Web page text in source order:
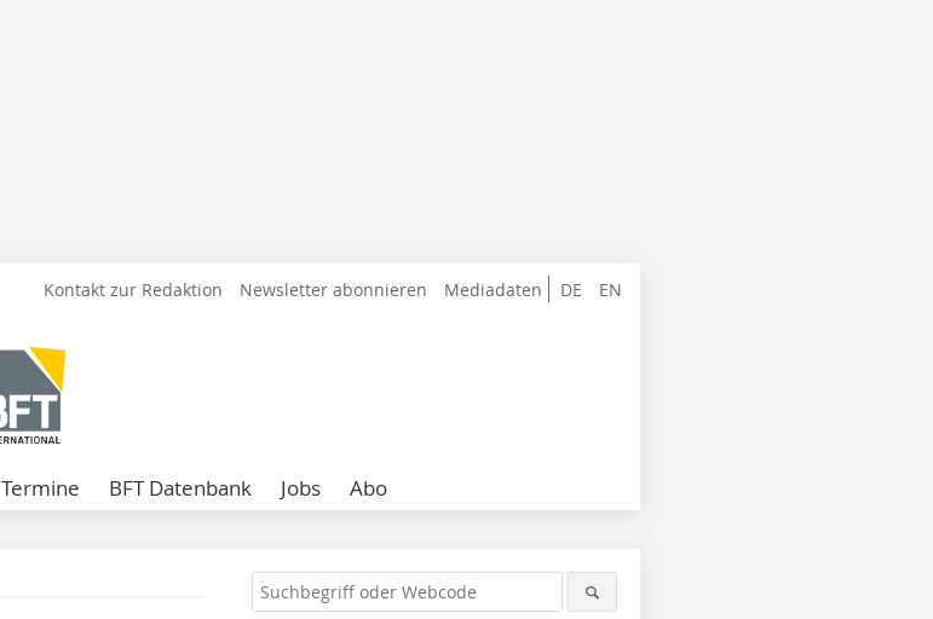
DE EN
Kontakt zur Redaktion Newsletter abonnieren Mediadaten
Termine BFT Datenbank Jobs Abo